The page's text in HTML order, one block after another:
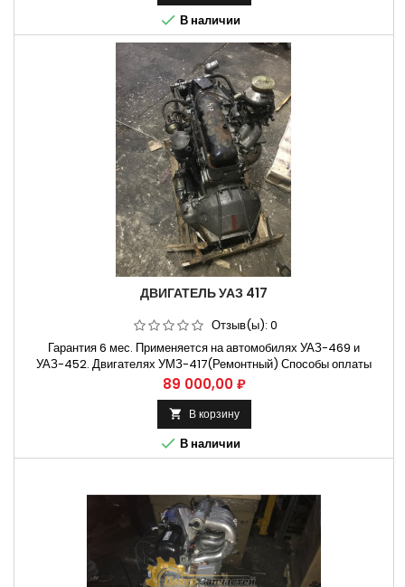
Так же есть...
 В наличии
ДВИГАТЕЛЬ УАЗ 417
Отзыв(ы): 0
Гарантия 6 мес. Применяется на автомобилях УАЗ-469 и
УАЗ-452. Двигателях УМЗ-417(Ремонтный) Способы оплаты
Безналичный расчет, оплата банковской картой Бесплатная
доставка:. Москва и Н.Новгород. Владимир и Ульяновск
Крупнейший ассортимент Запчастей на автомобили Марки : ГАЗ ,
ВАЗ , ПАЗ , УАЗ , КАМАЗ....
Цена
89 000,00 ₽
 В корзину
 В наличии